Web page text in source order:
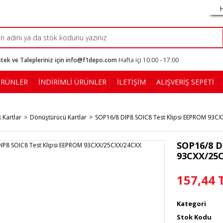
ve Talepleriniz için info@f1depo.com Hafta içi 10:00 - 17:00
İNDİRİMLİ ÜRÜNLER İLETİŞİM ALIŞVERİŞ SEPETİ
Kartlar Dönüştürücü Kartlar SOP16/8 DIP8 SOIC8 Test Klipsi EEPROM
SOP16/8
93CXX/
157,44
Kategori
Stok Kodu